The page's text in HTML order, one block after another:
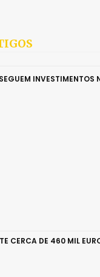
INVESTIMENTOS
CERCA DE 460 MIL